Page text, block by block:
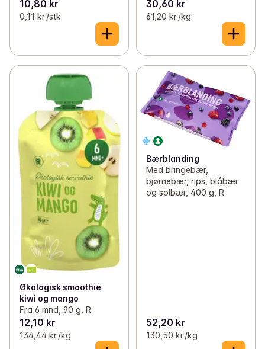
10,80 kr
0,11 kr /stk
30,60 kr
61,20 kr /kg
Økologisk smoothie
kiwi og mango
Fra 6 mnd, 90 g, R
12,10 kr
134,44 kr /kg
Bærblanding
Med bringebær,
bjørnebær, rips, blåbær
og solbær, 400 g, R
52,20 kr
130,50 kr /kg